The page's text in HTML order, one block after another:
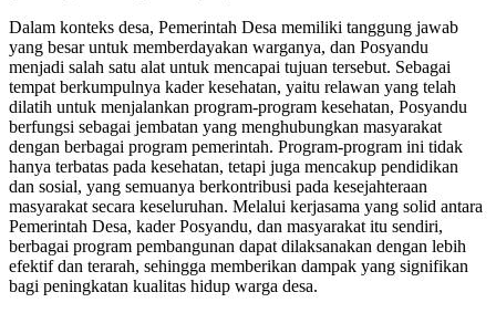
Dalam konteks desa, Pemerintah Desa memiliki tanggung jawab
yang besar untuk memberdayakan warganya, dan Posyandu
menjadi salah satu alat untuk mencapai tujuan tersebut. Sebagai
tempat berkumpulnya kader kesehatan, yaitu relawan yang telah
dilatih untuk menjalankan program-program kesehatan, Posyandu
berfungsi sebagai jembatan yang menghubungkan masyarakat
dengan berbagai program pemerintah. Program-program ini tidak
hanya terbatas pada kesehatan, tetapi juga mencakup pendidikan
dan sosial, yang semuanya berkontribusi pada kesejahteraan
masyarakat secara keseluruhan. Melalui kerjasama yang solid antara
Pemerintah Desa, kader Posyandu, dan masyarakat itu sendiri,
berbagai program pembangunan dapat dilaksanakan dengan lebih
efektif dan terarah, sehingga memberikan dampak yang signifikan
bagi peningkatan kualitas hidup warga desa.